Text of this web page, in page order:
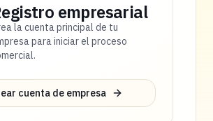
empresarial
la cuenta principal de tu
para iniciar el proceso
cuenta de empresa